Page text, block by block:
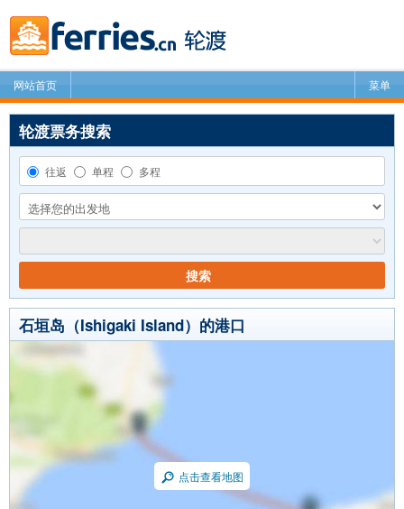
网站首页 菜单
轮渡票务搜索
往返 单程 多程
搜索
石垣岛（Ishigaki Island）的港口
点击查看地图